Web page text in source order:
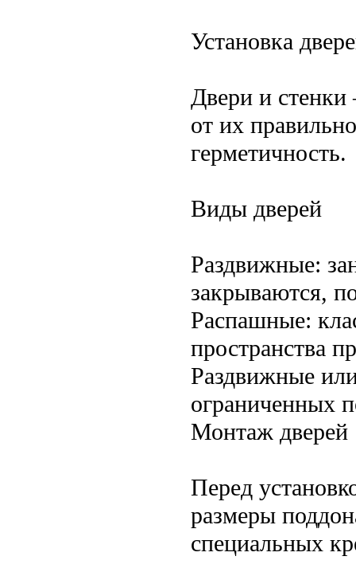
Установка
Двери и
от их
герметичность.
Виды дверей
Раздвижные:
закрываются,
Распашные:
пространства
Раздвижные
ограниченных
Монтаж дверей
Перед
размеры
специальных